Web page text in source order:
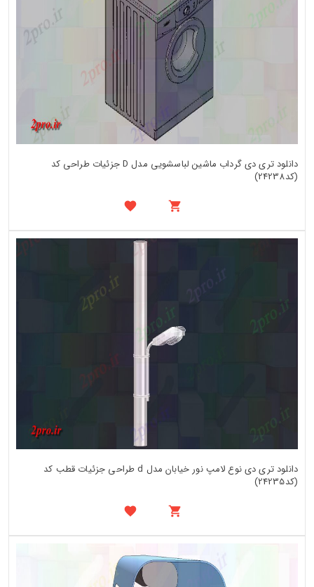
دانلود تری دی گرداب ماشین لباسشویی مدل D جزئیات طراحی کد
(کد24238)
دانلود تری دی نوع لامپ نور خیابان مدل d طراحی جزئیات قطب کد
(کد24235)